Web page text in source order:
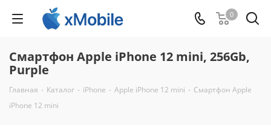
0
Смартфон Apple iPhone 12 mini, 256Gb,
Purple
Главная - Каталог - iPhone - Apple iPhone 12 mini - Смартфон Apple
iPhone 12 mini